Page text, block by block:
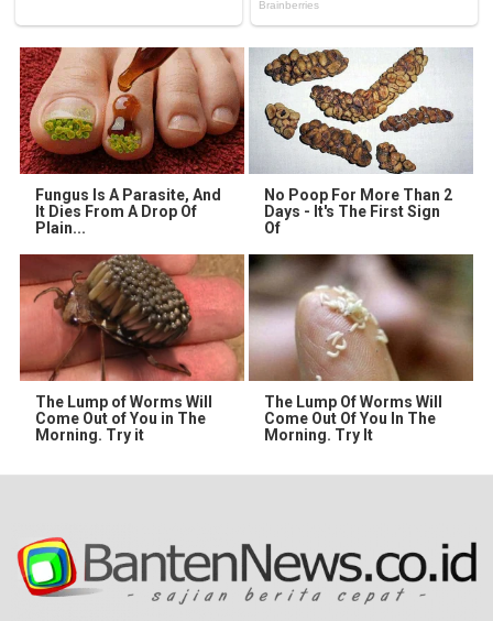
Fungus Is A Parasite, And
It Dies From A Drop Of
Plain...
No Poop For More Than 2
Days - It's The First Sign
Of
The Lump of Worms Will
Come Out of You in The
Morning. Try it
The Lump Of Worms Will
Come Out Of You In The
Morning. Try It